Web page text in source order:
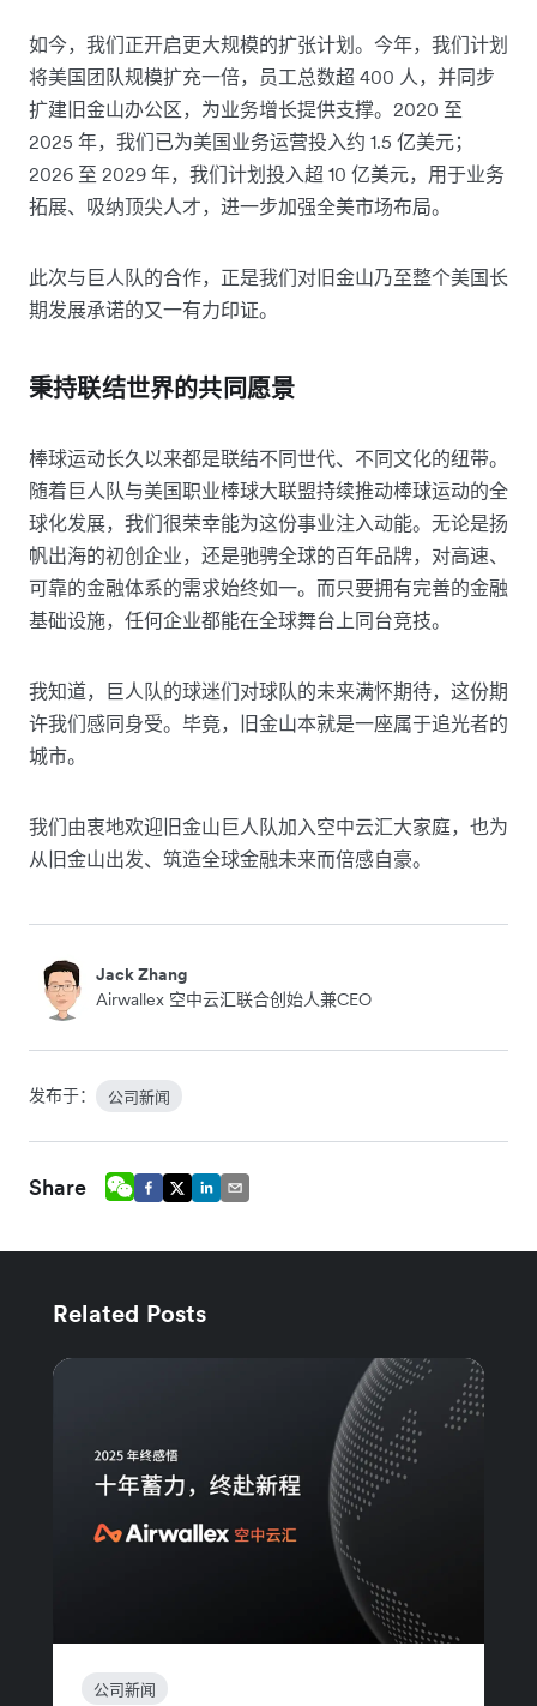
如今，我们正开启更大规模的扩张计划。今年，我们计划
将美国团队规模扩充一倍，员工总数超 400 人，并同步
扩建旧金山办公区，为业务增长提供支撑。2020 至
2025 年，我们已为美国业务运营投入约 1.5 亿美元；
2026 至 2029 年，我们计划投入超 10 亿美元，用于业务
拓展、吸纳顶尖人才，进一步加强全美市场布局。
此次与巨人队的合作，正是我们对旧金山乃至整个美国长
期发展承诺的又一有力印证。
秉持联结世界的共同愿景
棒球运动长久以来都是联结不同世代、不同文化的纽带。
随着巨人队与美国职业棒球大联盟持续推动棒球运动的全
球化发展，我们很荣幸能为这份事业注入动能。无论是扬
帆出海的初创企业，还是驰骋全球的百年品牌，对高速、
可靠的金融体系的需求始终如一。而只要拥有完善的金融
基础设施，任何企业都能在全球舞台上同台竞技。
我知道，巨人队的球迷们对球队的未来满怀期待，这份期
许我们感同身受。毕竟，旧金山本就是一座属于追光者的
城市。
我们由衷地欢迎旧金山巨人队加入空中云汇大家庭，也为
从旧金山出发、筑造全球金融未来而倍感自豪。
Jack Zhang
Airwallex 空中云汇联合创始人兼CEO
发布于： 公司新闻
Share
Related Posts
公司新闻